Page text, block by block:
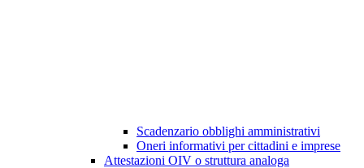
Scadenzario obblighi amministrativi
Oneri informativi per cittadini e imprese
Attestazioni OIV o struttura analoga